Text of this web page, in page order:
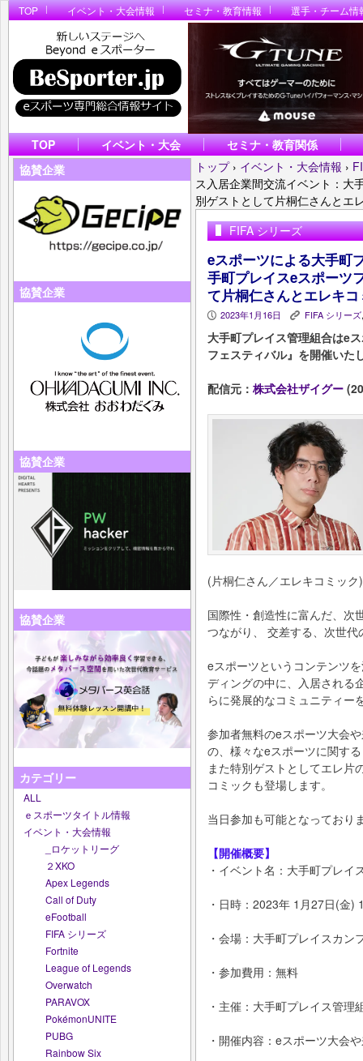
TOP イベント・大会情報 セミナ・教育情報 選手・チーム情
TOP イベント・大会
セミナ・教育関係
協賛企業
協賛企業
協賛企業
協賛企業
カテゴリー
ALL
ｅスポーツタイトル情報
イベント・大会情報
_ロケットリーグ
２XKO
Apex Legends
Call of Duty
eFootball
FIFA シリーズ
Fortnite
League of Legends
Overwatch
PARAVOX
PokémonUNITE
PUBG
Rainbow Six
トップ › イベント・大会情報 ›
ス入居企業間交流イベント：大
別ゲストとして片桐仁さんとエ
FIFA シリーズ
eスポーツによる大手町
手町プレイスeスポーツ
て片桐仁さんとエレキ
P 2023年1月16日 K FIFA シリーズ
大手町プレイス管理組合はe
フェスティバル』を開催いた
配信元： 株式会社ザイグー
(片桐仁さん／エレキコミック)
国際性・創造性に富んだ、次
つながり、 交差する、次世
eスポーツというコンテンツ
ディングの中に、入居される
らに発展的なコミュニティー
参加者無料のeスポーツ大会
の、様々なeスポーツに関す
また特別ゲストとしてエレ片
コミックも登場します。
当日参加も可能となっており
【開催概要】
・イベント名：大手町プレ
・日時：2023年 1月27日(金)
・会場：大手町プレイスカン
・参加費用：無料
・主催：大手町プレイス管理
・開催内容：eスポーツ大会